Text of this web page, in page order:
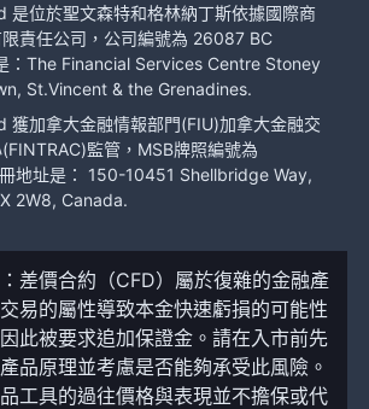
是位於聖文森特和格林納丁斯依據國際商
責任公司，公司編號為 26087 BC
：The Financial Services Centre Stoney
St.Vincent & the Grenadines.
獲加拿大金融情報部門(FIU)加拿大金融交
監管，MSB牌照編號為
地址是： 150-10451 Shellbridge Way,
2W8, Canada.
差價合約（CFD）屬於復雜的金融產
易的屬性導致本金快速虧損的可能性
此被要求追加保證金。請在入市前先
品原理並考慮是否能夠承受此風險。
工具的過往價格與表現並不擔保或代